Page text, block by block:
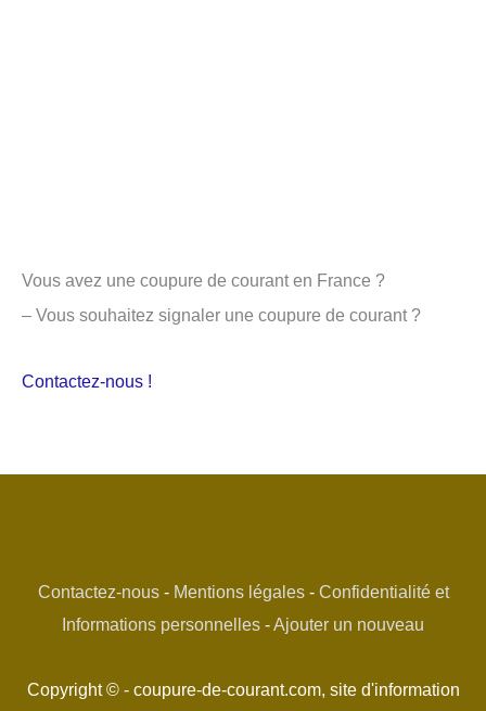
Vous avez une coupure de courant en France ?
– Vous souhaitez signaler une coupure de courant ?
Contactez-nous !
Contactez-nous- Mentions légales- Confidentialité et
Informations personnelles -Ajouter un nouveau
Copyright © - coupure-de-courant.com, site d'information